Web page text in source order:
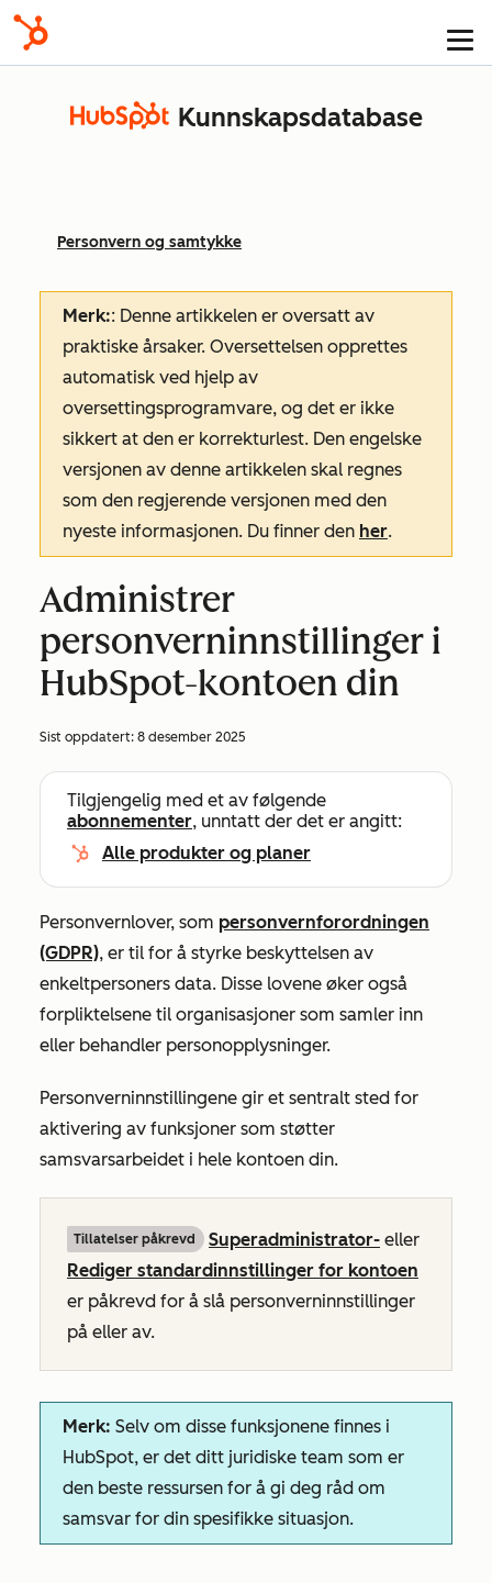
Kunnskapsdatabase
Personvern og samtykke
Merk:: Denne artikkelen er oversatt av
praktiske årsaker. Oversettelsen opprettes
automatisk ved hjelp av
oversettingsprogramvare, og det er ikke
sikkert at den er korrekturlest. Den engelske
versjonen av denne artikkelen skal regnes
som den regjerende versjonen med den
nyeste informasjonen. Du finner den her.
Administrer
personverninnstillinger i
HubSpot-kontoen din
Sist oppdatert: 8 desember 2025
Tilgjengelig med et av følgende
abonnementer, unntatt der det er angitt:
Alle produkter og planer
Personvernlover, som personvernforordningen
(GDPR), er til for å styrke beskyttelsen av
enkeltpersoners data. Disse lovene øker også
forpliktelsene til organisasjoner som samler inn
eller behandler personopplysninger.
Personverninnstillingene gir et sentralt sted for
aktivering av funksjoner som støtter
samsvarsarbeidet i hele kontoen din.
Tillatelser påkrevd Superadministrator- eller
Rediger standardinnstillinger for kontoen
er påkrevd for å slå personverninnstillinger
på eller av.
Merk: Selv om disse funksjonene finnes i
HubSpot, er det ditt juridiske team som er
den beste ressursen for å gi deg råd om
samsvar for din spesifikke situasjon.